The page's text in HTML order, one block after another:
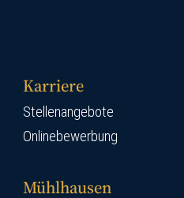
Karriere
Stellenangebote
Onlinebewerbung
Mühlhausen